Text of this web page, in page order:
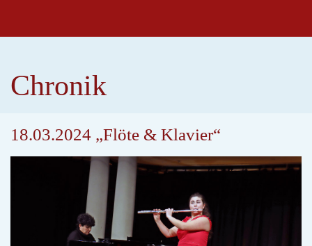
Chronik
18.03.2024 „Flöte & Klavier“